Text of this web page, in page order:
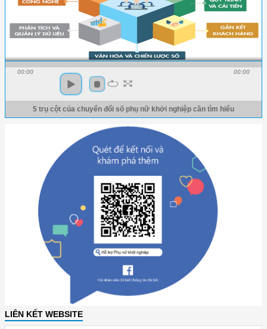
00:00 00:00
5 trụ cột của chuyển đổi số phụ nữ khởi nghiệp cần tìm hiểu
LIÊN KẾT WEBSITE